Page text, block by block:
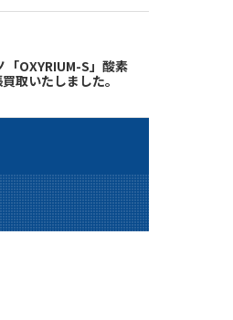
「OXYRIUM-S」酸素
取いたしました。